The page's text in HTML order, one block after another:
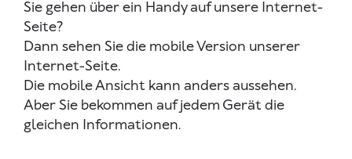
Sie gehen über ein Handy auf unsere Internet-
Seite?
Dann sehen Sie die mobile Version unserer
Internet-Seite.
Die mobile Ansicht kann anders aussehen.
Aber Sie bekommen auf jedem Gerät die
gleichen Informationen.